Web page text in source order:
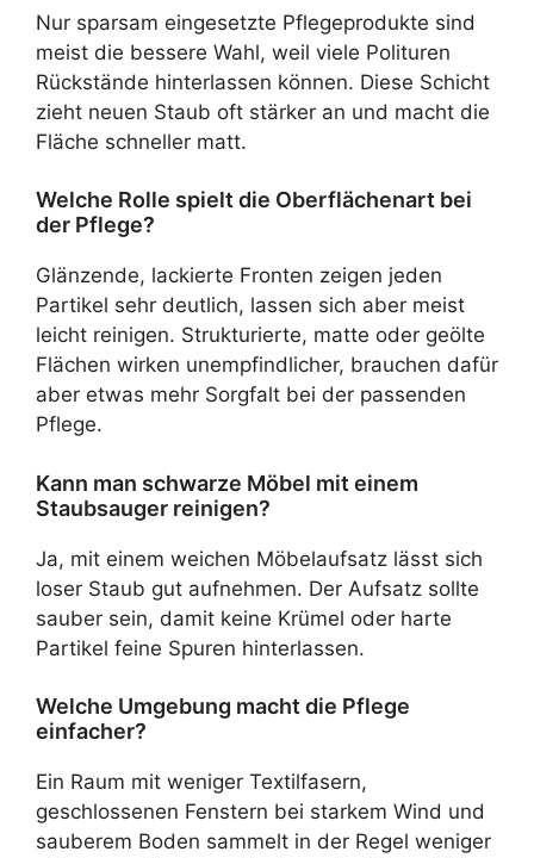
Nur sparsam eingesetzte Pflegeprodukte sind
meist die bessere Wahl, weil viele Polituren
Rückstände hinterlassen können. Diese Schicht
zieht neuen Staub oft stärker an und macht die
Fläche schneller matt.
Welche Rolle spielt die Oberflächenart bei
der Pflege?
Glänzende, lackierte Fronten zeigen jeden
Partikel sehr deutlich, lassen sich aber meist
leicht reinigen. Strukturierte, matte oder geölte
Flächen wirken unempfindlicher, brauchen dafür
aber etwas mehr Sorgfalt bei der passenden
Pflege.
Kann man schwarze Möbel mit einem
Staubsauger reinigen?
Ja, mit einem weichen Möbelaufsatz lässt sich
loser Staub gut aufnehmen. Der Aufsatz sollte
sauber sein, damit keine Krümel oder harte
Partikel feine Spuren hinterlassen.
Welche Umgebung macht die Pflege
einfacher?
Ein Raum mit weniger Textilfasern,
geschlossenen Fenstern bei starkem Wind und
sauberem Boden sammelt in der Regel weniger